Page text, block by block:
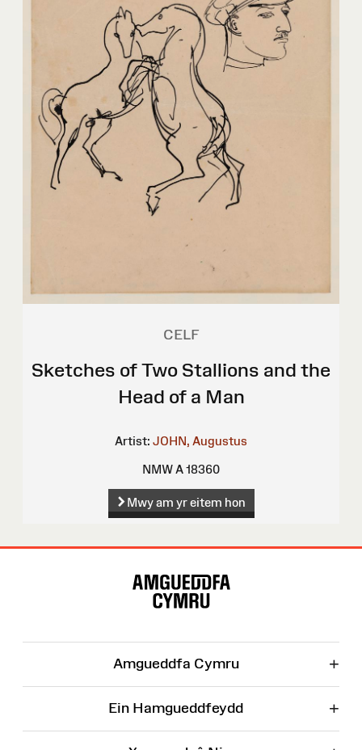
CELF
Sketches of Two Stallions and the
Head of a Man
Artist: JOHN, Augustus
NMW A 18360
Mwy am yr eitem hon
Amgueddfa Cymru +
Ein Hamgueddfeydd +